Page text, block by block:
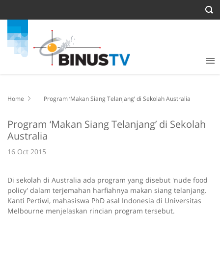
Home Program ‘Makan Siang Telanjang’ di Sekolah Australia
Program ‘Makan Siang Telanjang’ di Sekolah
Australia
16 Oct 2015
Di sekolah di Australia ada program yang disebut 'nude food
policy' dalam terjemahan harfiahnya makan siang telanjang.
Kanti Pertiwi, mahasiswa PhD asal Indonesia di Universitas
Melbourne menjelaskan rincian program tersebut.